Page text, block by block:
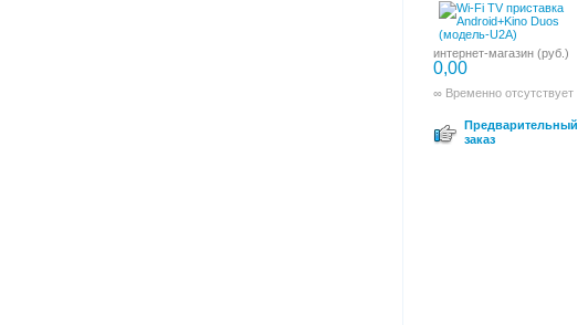
интернет-магазин (руб.)
0,00
∞ Временно отсутствует
Предварительный
заказ